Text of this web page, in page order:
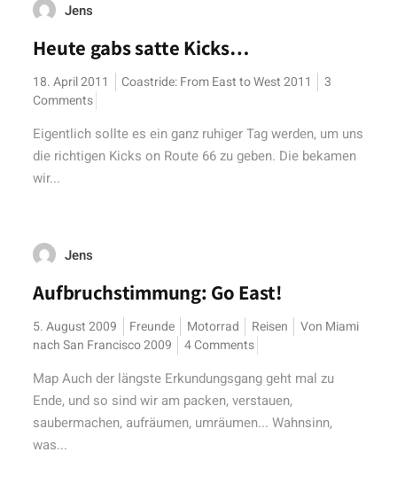
Jens
Heute gabs satte Kicks…
18. April 2011 Coastride: From East to West 2011
3
Comments
Eigentlich sollte es ein ganz ruhiger Tag werden, um uns
die richtigen Kicks on Route 66 zu geben. Die bekamen
wir...
Jens
Aufbruchstimmung: Go East!
5. August 2009 Freunde Motorrad Reisen
Von Miami
nach San Francisco 2009
4 Comments
Map Auch der längste Erkundungsgang geht mal zu
Ende, und so sind wir am packen, verstauen,
saubermachen, aufräumen, umräumen... Wahnsinn,
was...